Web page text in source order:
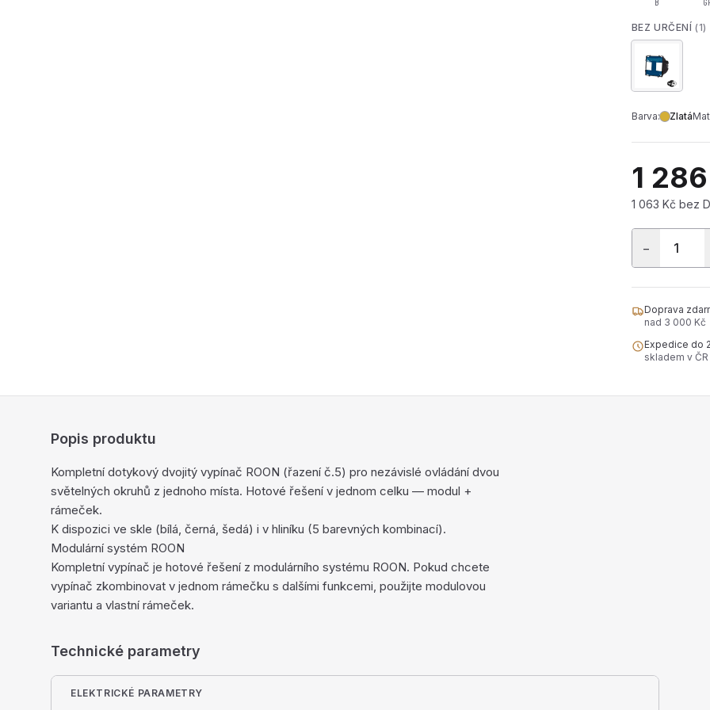
B
BEZ URČENÍ(1)
Barva: Zlatá
1
1 063 Kč bez
−
Doprava
nad 3 000 Kč
Expedice do
skladem v ČR
Popis produktu
Kompletní dotykový dvojitý vypínač ROON (řazení č.5) pro nezávislé ovládání dvou
světelných okruhů z jednoho místa. Hotové řešení v jednom celku — modul +
rámeček.
K dispozici ve skle (bílá, černá, šedá) i v hliníku (5 barevných kombinací).
Modulární systém ROON
Kompletní vypínač je hotové řešení z modulárního systému ROON. Pokud chcete
vypínač zkombinovat v jednom rámečku s dalšími funkcemi, použijte modulovou
variantu a vlastní rámeček.
Technické parametry
ELEKTRICKÉ PARAMETRY